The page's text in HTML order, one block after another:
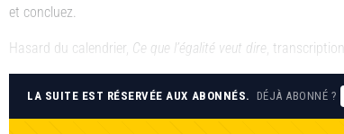
et concluez.
Hasard du calendrier, Ce que l’égalité veut dire , transcription
LA SUITE EST RÉSERVÉE AUX ABONNÉS. DÉJÀ ABONNÉ ?